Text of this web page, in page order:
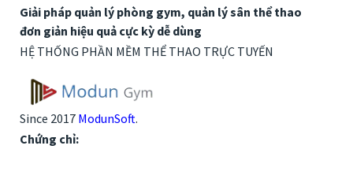
Giải pháp quản lý phòng gym, quản lý sân thể thao
đơn giản hiệu quả cực kỳ dễ dùng
HỆ THỐNG PHẦN MỀM THỂ THAO TRỰC TUYẾN
Since 2017 ModunSoft.
Chứng chỉ: